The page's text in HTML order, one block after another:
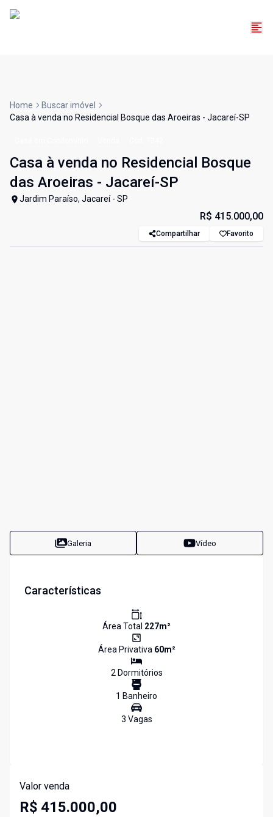
Home
Buscar imóvel
Casa à venda no Residencial Bosque das Aroeiras - Jacareí-SP
Casa à venda no Residencial Bosque
das Aroeiras - Jacareí-SP
Jardim Paraíso, Jacareí - SP
R$ 415.000,00
Compartilhar Favorito
Galeria Vídeo
Características
Área Total 227m²
Área Privativa 60m²
2Dormitórios
1 Banheiro
3 Vagas
Valor venda
R$ 415.000,00